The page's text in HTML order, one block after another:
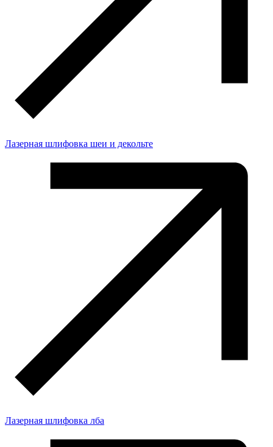
Лазерная шлифовка шеи и декольте
Лазерная шлифовка лба